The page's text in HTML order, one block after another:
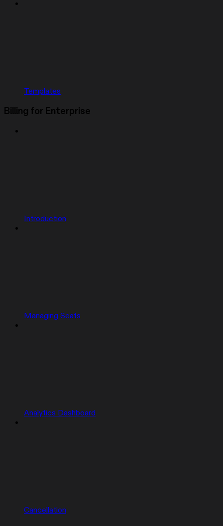
Templates
Billing for Enterprise
Introduction
Managing Seats
Analytics Dashboard
Cancellation